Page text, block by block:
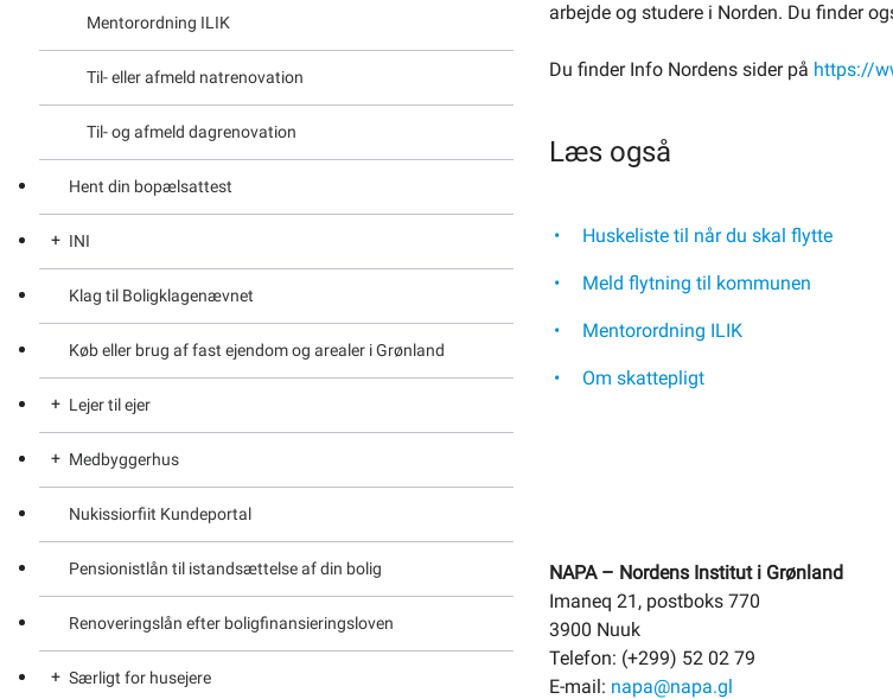
Mentorordning ILIK
Til- eller afmeld natrenovation
Til- og afmeld dagrenovation
Hent din bopælsattest
INI
Benyt INI’s selvbetjening – Oplysninger til INI beboer
Oplysninger til INI beboer
Oplysninger til INI boligsøger
Opret dig som bruger og skriv dig op til INIs
boligventeliste -Til INI Boligsøger
Klag til Boligklagenævnet
Køb eller brug af fast ejendom og arealer i Grønland
Lejer til ejer
Ejerforeninger – Generelt om
Lejer til ejer ordningen
Medbyggerhus
Medbyggerhuse
Nukissiorfiit Kundeportal
Pensionistlån til istandsættelse af din bolig
Renoveringslån efter boligfinansieringsloven
Særligt for husejere
arbejde og studere i Norden. Du finder
Du finder Info Nordens sider på https://
Læs også
Huskeliste til når du skal flytte
Meld flytning til kommunen
Mentorordning ILIK
Om skattepligt
NAPA – Nordens Institut i Grønland
Imaneq 21, postboks 770
3900 Nuuk
Telefon: (+299) 52 02 79
E-mail: napa@napa.gl